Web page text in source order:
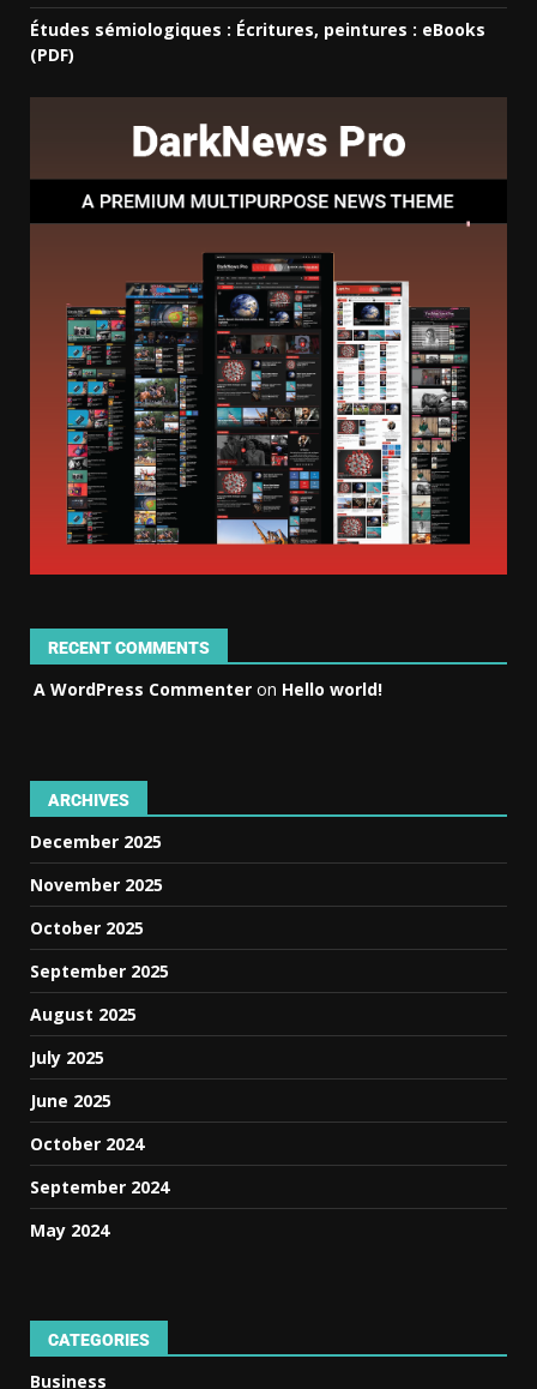
Études sémiologiques : Écritures, peintures : eBooks
(PDF)
RECENT COMMENTS
A WordPress Commenter on Hello world!
ARCHIVES
December 2025
November 2025
October 2025
September 2025
August 2025
July 2025
June 2025
October 2024
September 2024
May 2024
CATEGORIES
Business